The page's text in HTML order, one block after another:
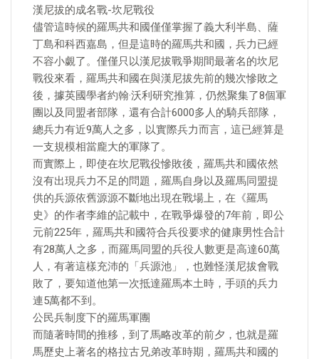
漢尼拔的成名戰-坎尼戰役
儘管這時候的羅馬共和國僅僅掌握了義大利半島、薩
丁島和科西嘉島，但是這時的羅馬共和國，兵力已經
不容小覷了。僅僅只以漢尼拔戰爭期間最著名的坎尼
戰役來看，羅馬共和國在與漢尼拔先前的幾次慘敗之
後，據英國學者約翰·沃利研究推算，仍然聚集了8個軍
團以及同盟者部隊，還有合計6000多人的騎兵部隊，
總兵力有近9萬人之多，以實際兵力而言，這已經算是
一支規模相當龐大的軍隊了。
而實際上，即使在坎尼戰役慘敗後，羅馬共和國依然
沒有出現兵力不足的問題，羅馬自身以及羅馬同盟提
供的兵源依舊源源不斷地出現在戰場上，在《羅馬
史》的作者李維的記載中，在戰爭爆發的7年前，即公
元前225年，羅馬共和國符合兵役要求的健康男性合計
有28萬人之多，而羅馬同盟的兵役人數更是高達60萬
人，有著這樣充沛的「兵源池」，也難怪漢尼拔會戰
敗了，要知道他第一次抵達羅馬本土時，手頭的兵力
連5萬都不到。
公民兵制度下的羅馬軍團
而隨著時間的推移，到了馬略改革的前夕，也就是羅
馬歷史上著名的格拉古兄弟改革時期，羅馬共和國的